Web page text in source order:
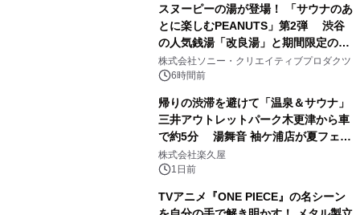
スヌーピーの湯が登場！ 「サウナのあ
とに楽しむPEANUTS」第2弾 渋谷
の人気銭湯「改良湯」と期間限定のコ
ラボレーション サウナイキタイコラ
ボグッズも発売決定！
株式会社ソニー・クリエイティブプロダクツ
6時間前
帰りの渋滞を避けて「温泉＆サウナ」
三井アウトレットパーク木更津から車
で約5分 湯舞音 袖ケ浦店が夏フェア
メニューを提供
株式会社楽久屋
1日前
TVアニメ『ONE PIECE』の名シーン